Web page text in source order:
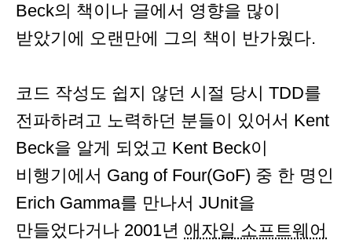
Beck의 책이나 글에서 영향을 많이
받았기에 오랜만에 그의 책이 반가웠다.
코드 작성도 쉽지 않던 시절 당시 TDD를
전파하려고 노력하던 분들이 있어서 Kent
Beck을 알게 되었고 Kent Beck이
비행기에서 Gang of Four(GoF) 중 한 명인
Erich Gamma를 만나서 JUnit을
만들었다거나 2001년 애자일 소프트웨어